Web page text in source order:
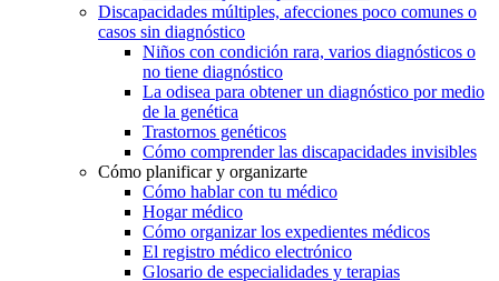
Discapacidades múltiples, afecciones poco comunes o
casos sin diagnóstico
Niños con condición rara, varios diagnósticos o
no tiene diagnóstico
La odisea para obtener un diagnóstico por medio
de la genética
Trastornos genéticos
Cómo comprender las discapacidades invisibles
Cómo planificar y organizarte
Cómo hablar con tu médico
Hogar médico
Cómo organizar los expedientes médicos
El registro médico electrónico
Glosario de especialidades y terapias